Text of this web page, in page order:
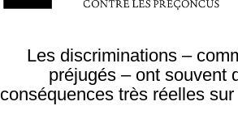
Les discriminations –
préjugés – ont souvent
conséquences très réelles
étaient pour la
prémodernes, mais
discriminations
Juifs étaient soumis
et, dans certains
ou à Grenade en